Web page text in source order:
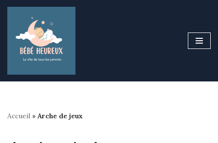
contenu
Accueil » Arche de jeux